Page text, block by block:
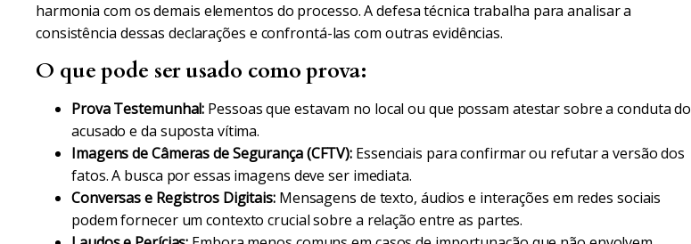
harmonia com os demais elementos do processo. A defesa técnica trabalha para analisar a
consistência dessas declarações e confrontá-las com outras evidências.
O que pode ser usado como prova:
Prova Testemunhal: Pessoas que estavam no local ou que possam atestar sobre a conduta do
acusado e da suposta vítima.
Imagens de Câmeras de Segurança (CFTV): Essenciais para confirmar ou refutar a versão dos
fatos. A busca por essas imagens deve ser imediata.
Conversas e Registros Digitais:Mensagens de texto, áudios e interações em redes sociais
podem fornecer um contexto crucial sobre a relação entre as partes.